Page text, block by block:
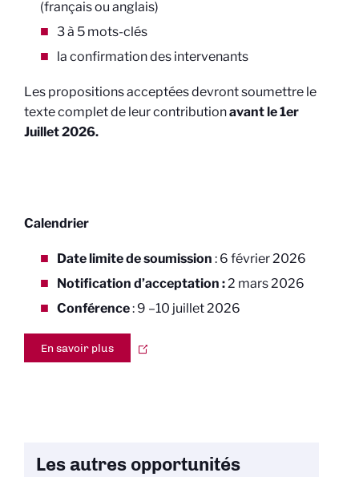
(français ou anglais)
3 à 5 mots-clés
la confirmation des intervenants
Les propositions acceptées devront soumettre le
texte complet de leur contributionavant le 1er
Juillet 2026.
Calendrier
Date limite de soumission : 6 février 2026
Notification d’acceptation :2 mars 2026
Conférence: 9 –10 juillet 2026
En savoir plus
Les autres opportunités